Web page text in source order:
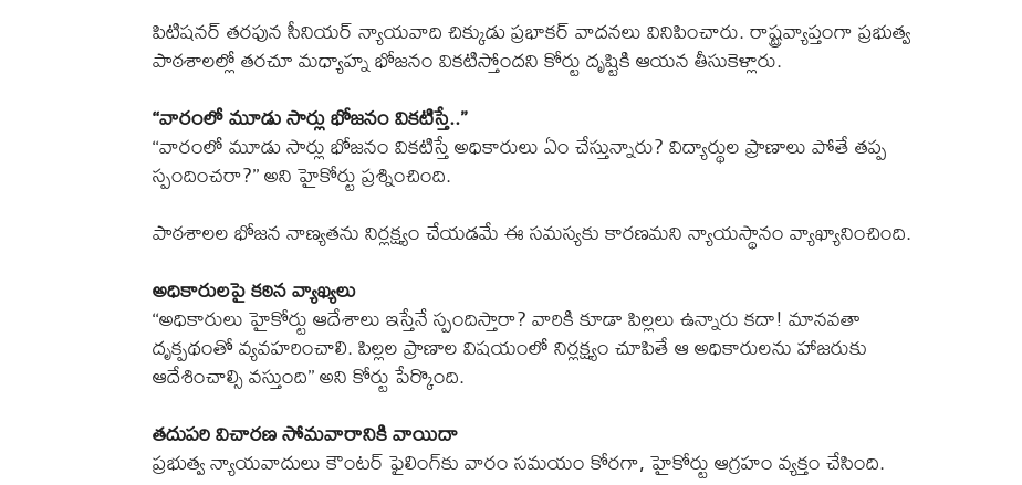
పిటిషనర్‌ తరఫున సీనియర్‌ న్యాయవాది చిక్కుడు ప్రభాకర్‌ వాదనలు వినిపించారు. రాష్ట్రవ్యాప్తంగా ప్రభుత్వ
పాఠశాలల్లో తరచూ మధ్యాహ్న భోజనం వికటిస్తోందని కోర్టు దృష్టికి ఆయన తీసుకెళ్లారు.
‘‘వారంలో మూడు సార్లు భోజనం వికటిస్తే..’’
‘‘వారంలో మూడు సార్లు భోజనం వికటిస్తే అధికారులు ఏం చేస్తున్నారు? విద్యార్థుల ప్రాణాలు పోతే తప్ప
స్పందించరా?’’ అని హైకోర్టు ప్రశ్నించింది.
పాఠశాలల భోజన నాణ్యతను నిర్లక్ష్యం చేయడమే ఈ సమస్యకు కారణమని న్యాయస్థానం వ్యాఖ్యానించింది.
అధికారులపై కఠిన వ్యాఖ్యలు
‘‘అధికారులు హైకోర్టు ఆదేశాలు ఇస్తేనే స్పందిస్తారా? వారికి కూడా పిల్లలు ఉన్నారు కదా! మానవతా
దృక్పథంతో వ్యవహరించాలి. పిల్లల ప్రాణాల విషయంలో నిర్లక్ష్యం చూపితే ఆ అధికారులను హాజరుకు
ఆదేశించాల్సి వస్తుంది’’ అని కోర్టు పేర్కొంది.
తదుపరి విచారణ సోమవారానికి వాయిదా
ప్రభుత్వ న్యాయవాదులు కౌంటర్‌ ఫైలింగ్‌కు వారం సమయం కోరగా, హైకోర్టు ఆగ్రహం వ్యక్తం చేసింది.